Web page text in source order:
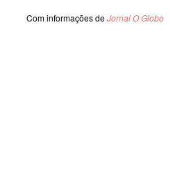
Com informações deJornal O Globo